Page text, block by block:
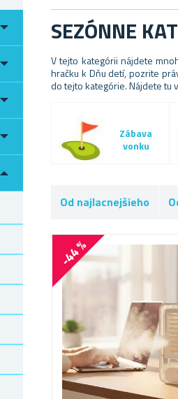
SEZÓNNE
V tejto kategórii nájdete
hračku k Dňu detí, pozrite
do tejto kategórie. Nájdete tu
Zábava
vonku
Od najlacnejšieho
-44 %